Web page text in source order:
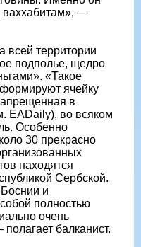
ваххабитам», —
всей территории
подполье, щедро
«Такое
ячейку
в
EADaily), во всяком
Особенно
30 прекрасно
находятся
Сербской.
и
полностью
очень
балканист.